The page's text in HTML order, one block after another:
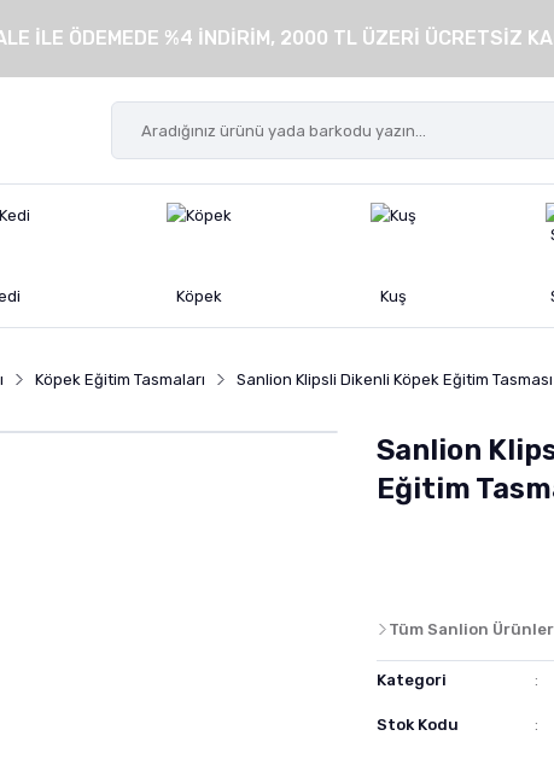
İLE ÖDEMEDE %4 İNDİRİM, 2000 TL ÜZERİ ÜCRETSİZ
Köpek Kuş
Köpek Eğitim Tasmaları Sanlion Klipsli Dikenli Köpek Eğitim
Sanlion
Eğitim
Tüm Sanlion
Kategori
Stok Kodu